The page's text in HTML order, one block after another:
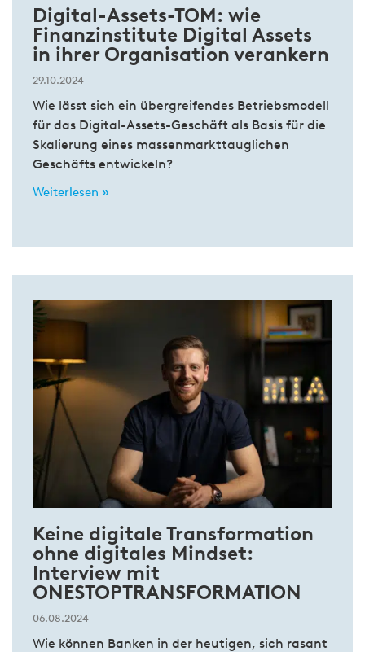
Digital-Assets-TOM: wie
Finanzinstitute Digital Assets
in ihrer Organisation verankern
29.10.2024
Wie lässt sich ein übergreifendes Betriebsmodell
für das Digital-Assets-Geschäft als Basis für die
Skalierung eines massenmarkttauglichen
Geschäfts entwickeln?
Weiterlesen »
Keine digitale Transformation
ohne digitales Mindset:
Interview mit
ONESTOPTRANSFORMATION
06.08.2024
Wie können Banken in der heutigen, sich rasant